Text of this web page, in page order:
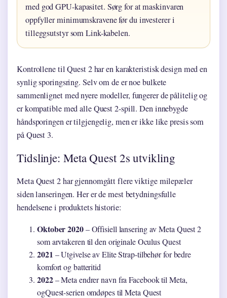
med god GPU-kapasitet. Sørg for at maskinvaren
oppfyller minimumskravene før du investerer i
tilleggsutstyr som Link-kabelen.
Kontrollene til Quest 2 har en karakteristisk design med en
synlig sporingsring. Selv om de er noe bulkete
sammenlignet med nyere modeller, fungerer de pålitelig og
er kompatible med alle Quest 2-spill. Den innebygde
håndsporingen er tilgjengelig, men er ikke like presis som
på Quest 3.
Tidslinje: Meta Quest 2s utvikling
Meta Quest 2 har gjennomgått flere viktige milepæler
siden lanseringen. Her er de mest betydningsfulle
hendelsene i produktets historie:
Oktober 2020– Offisiell lansering av Meta Quest 2
som arvtakeren til den originale Oculus Quest
2021 – Utgivelse av Elite Strap-tilbehør for bedre
komfort og batteritid
2022– Meta endrer navn fra Facebook til Meta,
ogQuest-serien omdøpes til Meta Quest